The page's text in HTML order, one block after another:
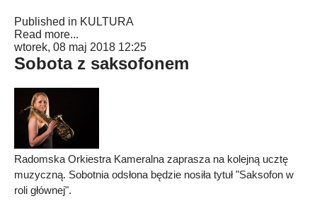
Published in KULTURA
Read more...
wtorek, 08 maj 2018 12:25
Sobota z saksofonem
Radomska Orkiestra Kameralna zaprasza na kolejną ucztę
muzyczną. Sobotnia odsłona będzie nosiła tytuł "Saksofon w
roli głównej".